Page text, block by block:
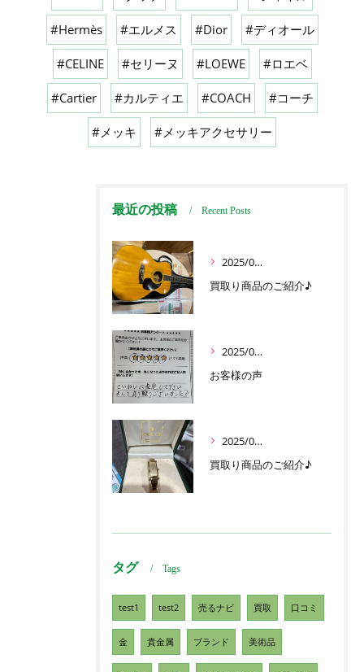
#Hermès #エルメス #Dior #ディオール
#CELINE #セリーヌ #LOEWE #ロエベ
#Cartier #カルティエ #COACH #コーチ
#メッキ #メッキアクセサリー
最近の投稿 Recent Posts
2025/06/17
買取り商品のご紹介♪
2025/06/16
お客様の声
2025/05/30
買取り商品のご紹介♪
タグ Tags
test1 test2 売るナビ 買取 口コミ
金 貴金属 ブランド 美術品